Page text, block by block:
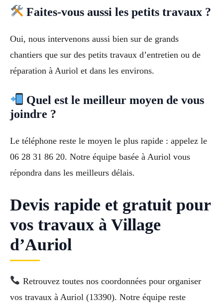
Faites-vous aussi les petits travaux ?
Oui, nous intervenons aussi bien sur de grands
chantiers que sur des petits travaux d’entretien ou de
réparation à Auriol et dans les environs.
Quel est le meilleur moyen de vous
joindre ?
Le téléphone reste le moyen le plus rapide : appelez le
06 28 31 86 20. Notre équipe basée à Auriol vous
répondra dans les meilleurs délais.
Devis rapide et gratuit pour
vos travaux à Village
d’Auriol
Retrouvez toutes nos coordonnées pour organiser
vos travaux à Auriol (13390). Notre équipe reste